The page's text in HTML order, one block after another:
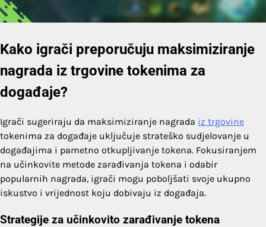
Kako igrači preporučuju maksimiziranje
nagrada iz trgovine tokenima za
događaje?
Igrači sugeriraju da maksimiziranje nagrada iz trgovine
tokenima za događaje uključuje strateško sudjelovanje u
događajima i pametno otkupljivanje tokena. Fokusiranjem
na učinkovite metode zarađivanja tokena i odabir
popularnih nagrada, igrači mogu poboljšati svoje ukupno
iskustvo i vrijednost koju dobivaju iz događaja.
Strategije za učinkovito zarađivanje tokena